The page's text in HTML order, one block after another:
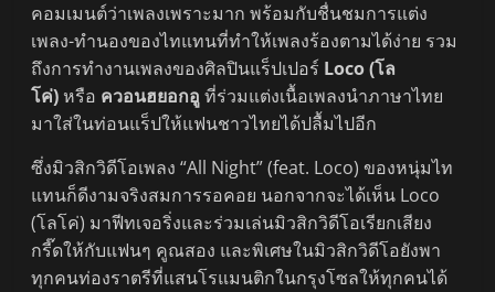
คอมเมนต์ว่าเพลงเพราะมาก พร้อมกับชื่นชมการแต่ง
เพลง-ทำนองของไทแทนที่ทำให้เพลงร้องตามได้ง่าย รวม
ถึงการทำงานเพลงของศิลปินแร็ปเปอร์ Loco (โล
โค่) หรือ ควอนฮยอกอูที่ร่วมแต่งเนื้อเพลงนำภาษาไทย
มาใส่ในท่อนแร็ปให้แฟนชาวไทยได้ปลื้มไปอีก
ซึ่งมิวสิกวิดีโอเพลง “All Night” (feat. Loco) ของหนุ่มไท
แทนก็ดีงามจริงสมการรอคอย นอกจากจะได้เห็น Loco
(โลโค่) มาฟีทเจอริ่งและร่วมเล่นมิวสิกวิดีโอเรียกเสียง
กรี๊ดให้กับแฟนๆ คูณสอง และพิเศษในมิวสิกวิดีโอยังพา
ทุกคนท่องราตรีที่แสนโรแมนติกในกรุงโซลให้ทุกคนได้